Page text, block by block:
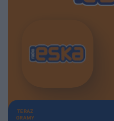
TERAZ
GRAMY